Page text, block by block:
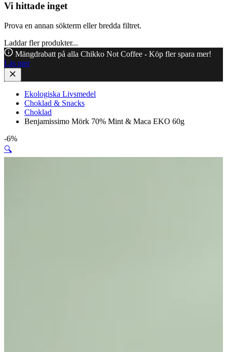
Vi hittade inget
Prova en annan sökterm eller bredda filtret.
Laddar fler produkter...
Mängdrabatt på alla Chikko Not Coffee - Köp fler spara mer!
Läs mer
Ekologiska Livsmedel
Choklad & Snacks
Choklad
Benjamissimo Mörk 70% Mint & Maca EKO 60g
-6%
🔍